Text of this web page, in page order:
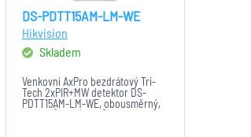
DS-PDTT15AM-LM-WE
Hikvision
Skladem
Venkovní AxPro bezdrátový Tri-
Tech 2xPIR+MW detektor DS-
PDTT15AM-LM-WE, obousměrný,
15 metrů(vějíř) a 90°(možno až